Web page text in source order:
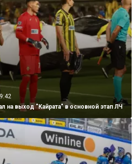
на выход "Кайрата" в основной этап ЛЧ